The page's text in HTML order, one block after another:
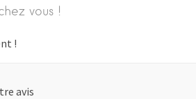
vous !
!
avis